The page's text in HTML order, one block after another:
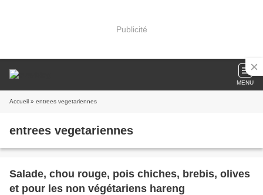
Publicité
MENU
Accueil » entrees vegetariennes
entrees vegetariennes
Salade, chou rouge, pois chiches, brebis, olives
et pour les non végétariens hareng